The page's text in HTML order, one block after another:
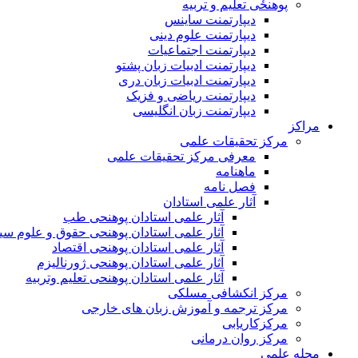
پوهنځی تعلیم و تربیه
دیپارتمنت ساینس
دیپارتمنت علوم دینی
دیپارتمنت اجتماعیات
دیپارتمنت ادبیات زبان پشتو
دیپارتمنت ادبیات زبان دری
دیپارتمنت ریاضی و فزیک
دیپارتمنت زبان انگلیسی
مراکز
مرکز تحقیقات علمی
معرفی مرکز تحقیقات علمی
ماهنامه
فصل نامه
آثار علمی استادان
آثار علمی استادان پوهنحی طب
آثار علمی استادان پوهنحی حقوق و علوم
آثار علمی استادان پوهنحی اقتصاد
آثار علمی استادان پوهنحی ژورنالیزم
آثار علمی استادان پوهنحی تعلیم وتربیه
مرکز انکشافی مسلکی
مرکز ترجمه و آموزش زبان های خارجی
مرکزکاریابی
مرکز روان درمانی
مجله علمی